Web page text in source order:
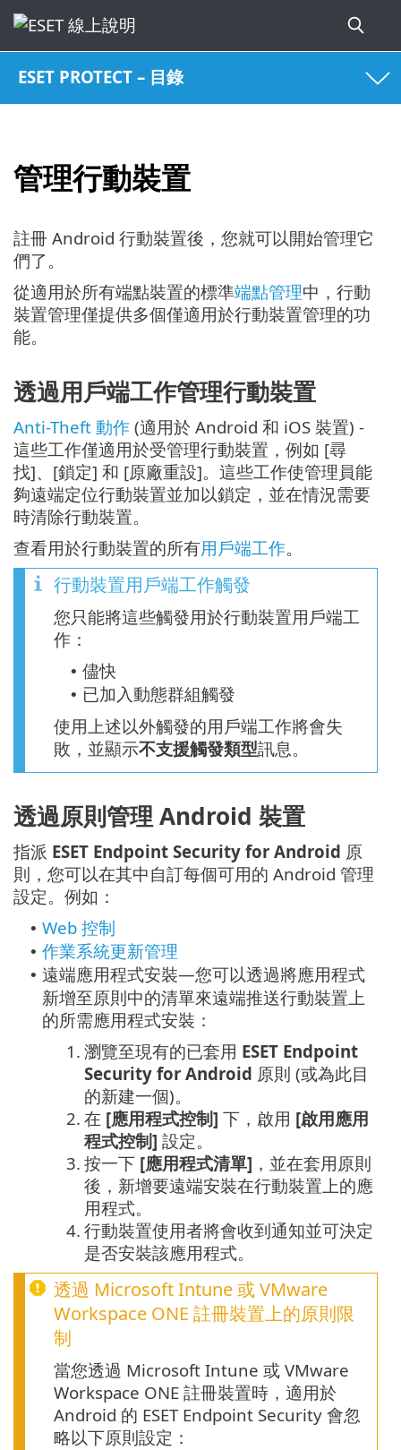
ESET PROTECT – 目錄
管理行動裝置
註冊 Android 行動裝置後，您就可以開始管理它
們了。
從適用於所有端點裝置的標準端點管理中，行動
裝置管理僅提供多個僅適用於行動裝置管理的功
能。
透過用戶端工作管理行動裝置
Anti-Theft 動作 (適用於 Android 和 iOS 裝置) -
這些工作僅適用於受管理行動裝置，例如 [尋
找]、[鎖定] 和 [原廠重設]。這些工作使管理員能
夠遠端定位行動裝置並加以鎖定，並在情況需要
時清除行動裝置。
查看用於行動裝置的所有用戶端工作。
行動裝置用戶端工作觸發
您只能將這些觸發用於行動裝置用戶端工
作：
• 儘快
• 已加入動態群組觸發
使用上述以外觸發的用戶端工作將會失
敗，並顯示不支援觸發類型訊息。
透過原則管理 Android 裝置
指派 ESET Endpoint Security for Android 原
則，您可以在其中自訂每個可用的 Android 管理
設定。例如：
• Web 控制
• 作業系統更新管理
• 遠端應用程式安裝—您可以透過將應用程式
新增至原則中的清單來遠端推送行動裝置上
的所需應用程式安裝：
1. 瀏覽至現有的已套用 ESET Endpoint
Security for Android 原則 (或為此目
的新建一個)。
2. 在 [應用程式控制] 下，啟用 [啟用應用
程式控制] 設定。
3. 按一下 [應用程式清單] ，並在套用原則
後，新增要遠端安裝在行動裝置上的應
用程式。
4. 行動裝置使用者將會收到通知並可決定
是否安裝該應用程式。
透過 Microsoft Intune 或 VMware
Workspace ONE 註冊裝置上的原則限
制
當您透過 Microsoft Intune 或 VMware
Workspace ONE 註冊裝置時，適用於
Android 的 ESET Endpoint Security 會忽
略以下原則設定：